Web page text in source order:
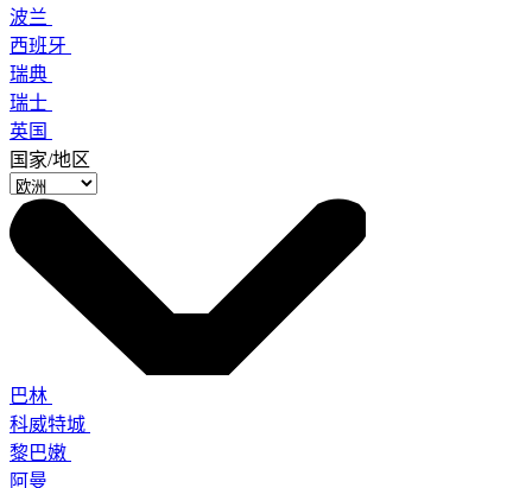
波兰
西班牙
瑞典
瑞士
英国
国家/地区
巴林
科威特城
黎巴嫩
阿曼